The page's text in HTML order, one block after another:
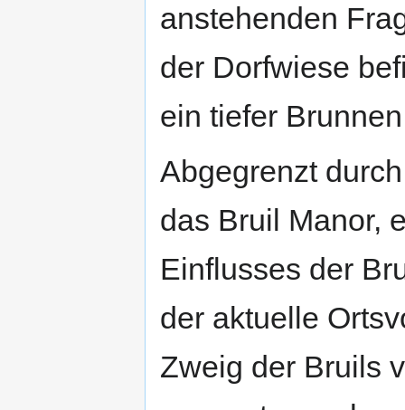
anstehenden
der Dorfwiese
ein tiefer
Abgegrenzt
das Bruil Manor,
Einflusses der
der aktuelle
Zweig der Bruils